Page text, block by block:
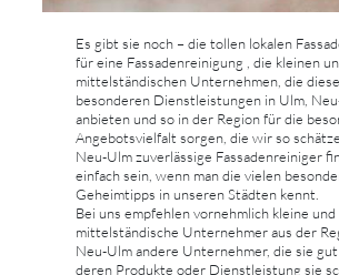
Es gibt sie noch – die tollen lokalen
für eine Fassadenreinigung , die kleinen
mittelständischen Unternehmen, die
besonderen Dienstleistungen in Ulm,
anbieten und so in der Region für die
Angebotsvielfalt sorgen, die wir so
Neu-Ulm zuverlässige Fassadenreiniger
einfach sein, wenn man die vielen
Geheimtipps in unseren Städten kennt.
Bei uns empfehlen vornehmlich kleine und
mittelständische Unternehmer aus der
Neu-Ulm andere Unternehmer, die sie gut
deren Produkte oder Dienstleistung sie